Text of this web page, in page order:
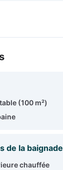
(100 m²)
de la baignade
chauffée